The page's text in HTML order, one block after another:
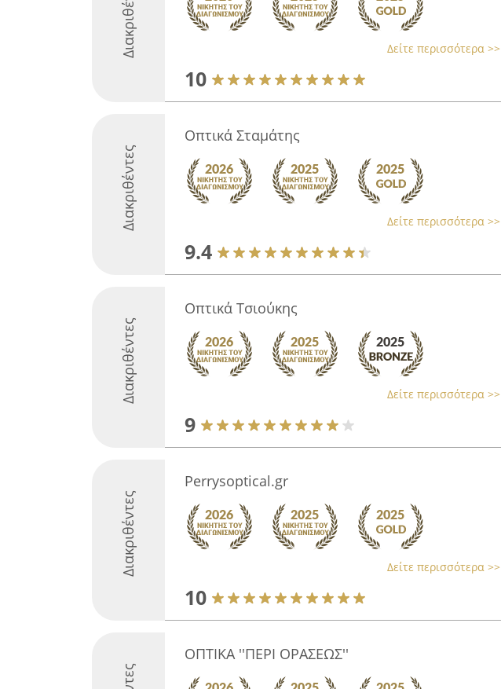
Δείτε περισσότερα >>
10
Διακριθέντες
Οπτικά Σταμάτης
Δείτε περισσότερα >>
9.4
Διακριθέντες
Οπτικά Τσιούκης
Δείτε περισσότερα >>
9
Διακριθέντες
Perrysoptical.gr
Δείτε περισσότερα >>
10
ΟΠΤΙΚΑ ''ΠΕΡΙ ΟΡΑΣΕΩΣ''